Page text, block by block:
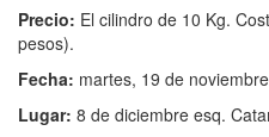
Precio: El cilindro de 10 Kg.
pesos).
Fecha: martes, 19 de
Lugar: 8 de diciembre esq.